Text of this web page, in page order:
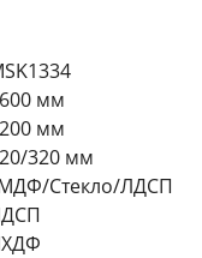
мм
мм
320 мм
Стекло/ЛДСП